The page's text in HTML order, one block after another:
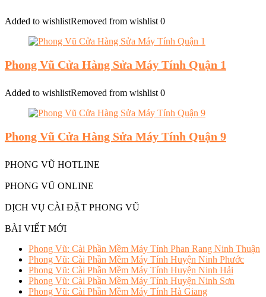
Added to wishlistRemoved from wishlist 0
Phong Vũ Cửa Hàng Sửa Máy Tính Quận 1
Added to wishlistRemoved from wishlist 0
Phong Vũ Cửa Hàng Sửa Máy Tính Quận 9
PHONG VŨ HOTLINE
PHONG VŨ ONLINE
DỊCH VỤ CÀI ĐẶT PHONG VŨ
BÀI VIẾT MỚI
Phong Vũ: Cài Phần Mềm Máy Tính Phan Rang Ninh Thuận
Phong Vũ: Cài Phần Mềm Máy Tính Huyện Ninh Phước
Phong Vũ: Cài Phần Mềm Máy Tính Huyện Ninh Hải
Phong Vũ: Cài Phần Mềm Máy Tính Huyện Ninh Sơn
Phong Vũ: Cài Phần Mềm Máy Tính Hà Giang